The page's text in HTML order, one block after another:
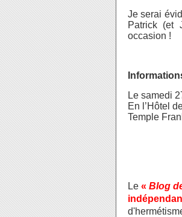
Je serai
Patrick (et
occasion !
Le samedi
En l’Hôtel
Temple
Le « Blog